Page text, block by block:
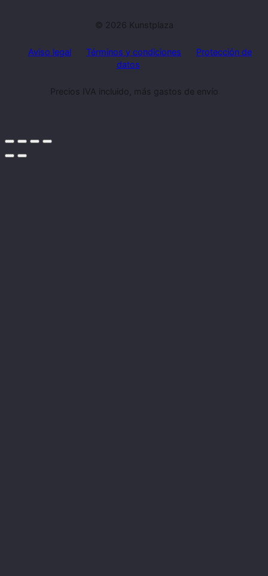
© 2026 Kunstplaza
Aviso legal Términos y condiciones
Protección de
datos
Precios IVA incluido, más gastos de envío